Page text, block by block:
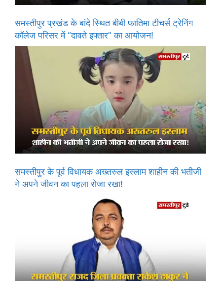
समस्तीपुर प्रखंड के बांदे स्थित बीबी फातिमा टीचर्स ट्रेनिंग
कॉलेज परिसर में “दावते इफ्तार” का आयोजन!
समस्तीपुर के पूर्व विधायक अख्तरुल इस्लाम शाहीन की भतीजी
ने अपने जीवन का पहला रोजा रखा!